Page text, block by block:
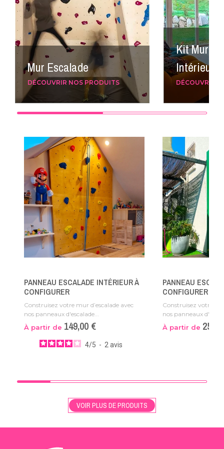
Mur Escalade
DÉCOUVRIR NOS PRODUITS
Kit Mur
Intérieur
DÉCOUVRIR
PANNEAU ESCALADE INTÉRIEUR À
CONFIGURER
Construisez votre mur d’escalade avec
nos panneaux d'escalade...
À partir de 149,00 €
4/5 - 2 avis
PANNEAU
CONFIGURER
Construisez votre
nos panneaux
À partir de
VOIR PLUS DE PRODUITS